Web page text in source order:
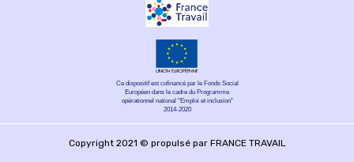
Ce dispositif est cofinancé par le Fonds Social
Européen dans le cadre du Programme
opérationnel national "Emploi et inclusion"
2014-2020
Copyright 2021 © propulsé par FRANCE TRAVAIL